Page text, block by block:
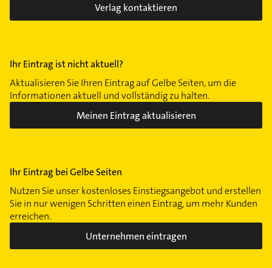
Verlag kontaktieren
Ihr Eintrag ist nicht aktuell?
Aktualisieren Sie Ihren Eintrag auf Gelbe Seiten, um die
Informationen aktuell und vollständig zu halten.
Meinen Eintrag aktualisieren
Ihr Eintrag bei Gelbe Seiten
Nutzen Sie unser kostenloses Einstiegsangebot und erstellen
Sie in nur wenigen Schritten einen Eintrag, um mehr Kunden
erreichen.
Unternehmen eintragen